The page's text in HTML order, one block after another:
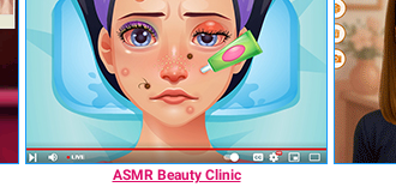
ASMR Beauty Clinic